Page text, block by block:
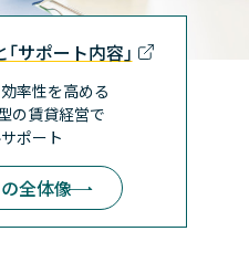
｢サポート内容｣
率性を高める
の賃貸経営で
ポート
全体像